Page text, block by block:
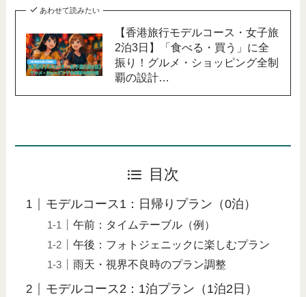
あわせて読みたい
【香港旅行モデルコース・女子旅
2泊3日】「食べる・買う」に全
振り！グルメ・ショッピング全制
覇の設計…
目次
モデルコース1：日帰りプラン（0泊）
午前：タイムテーブル（例）
午後：フォトジェニックに楽しむプラン
雨天・視界不良時のプラン調整
モデルコース2：1泊プラン（1泊2日）